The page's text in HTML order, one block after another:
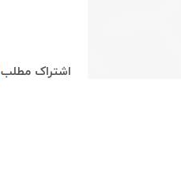
اشتراک مطلب